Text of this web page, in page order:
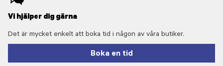
Vi hjälper dig gärna
Det är mycket enkelt att boka tid i någon av våra butiker.
Boka en tid